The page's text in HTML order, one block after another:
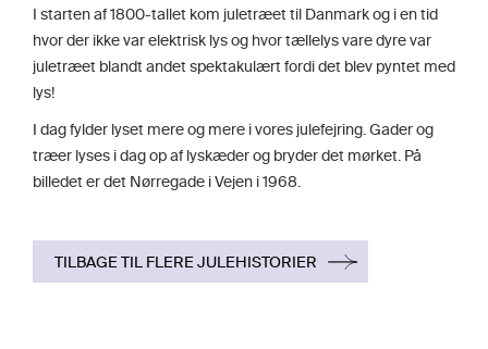
I starten af 1800-tallet kom juletræet til Danmark og i en tid
hvor der ikke var elektrisk lys og hvor tællelys vare dyre var
juletræet blandt andet spektakulært fordi det blev pyntet med
lys!
I dag fylder lyset mere og mere i vores julefejring. Gader og
træer lyses i dag op af lyskæder og bryder det mørket. På
billedet er det Nørregade i Vejen i 1968.
TILBAGE TIL FLERE JULEHISTORIER